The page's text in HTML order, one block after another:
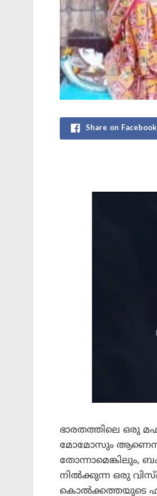
Share on Facebook
ഭാരതത്തിലെ ഒരു
മോമോസും ആണെന്ന്
തോന്നാമെങ്കിലും,
നിൽക്കുന്ന ഒരു
കൊൽക്കത്തയുടെ